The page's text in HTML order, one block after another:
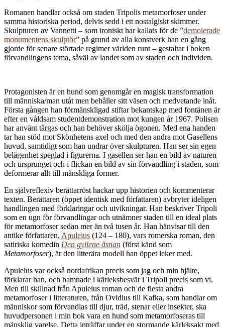
Romanen handlar också om staden Tripolis metamorfoser under
samma historiska period, delvis sedd i ett nostalgiskt skimmer.
Skulpturen av Vannetti – som ironiskt har kallats för de ”demolerade
monumentens skulptör” på grund av alla konstverk han en gång
gjorde för senare störtade regimer världen runt – gestaltar i boken
förvandlingens tema, såväl av landet som av staden och individen.
Protagonisten är en hund som genomgår en magisk transformation
till människa/man utåt men behåller sitt väsen och medvetande inåt.
Första gången han förmänskligad stiftar bekantskap med fontänen är
efter en våldsam studentdemonstration mot kungen år 1967. Polisen
har använt tårgas och han behöver skölja ögonen. Med ena handen
tar han stöd mot Skönhetens axel och med den andra mot Gasellens
huvud, samtidigt som han undrar över skulpturen. Han ser sin egen
belägenhet speglad i figurerna. I gasellen ser han en bild av naturen
och ursprunget och i flickan en bild av sin förvandling i staden, som
deformerar allt till mänskliga former.
En självreflexiv berättarröst hackar upp historien och kommenterar
texten. Berättaren (öppet identisk med författaren) avbryter ideligen
handlingen med förklaringar och utvikningar. Han beskriver Tripoli
som en ugn för förvandlingar och utnämner staden till en ideal plats
för metamorfoser sedan mer än två tusen år. Han hänvisar till den
antike författaren, Apuleius (124 – 180), vars romerska roman, den
satiriska komedin Den gyllene åsnan (först känd som
Metamorfoser), är den litterära modell han öppet leker med.
Apuleius var också nordafrikan precis som jag och min hjälte,
förklarar han, och hamnade i kärleksbesvär i Tripoli precis som vi.
Men till skillnad från Apuleius roman och de flesta andra
metamorfoser i litteraturen, från Ovidius till Kafka, som handlar om
människor som förvandlas till djur, träd, stenar eller insekter, ska
huvudpersonen i min bok vara en hund som metamorfoseras till
mänsklig varelse. Detta inträffar under en stormande kärleksakt med